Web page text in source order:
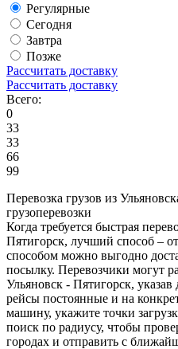
Регулярные
Сегодня
Завтра
Позже
Рассчитать доставку
Рассчитать доставку
Всего:
0
33
33
66
99
Перевозка грузов из
грузоперевозки
Когда требуется быстрая
Пятигорск, лучший способ –
способом можно выгодно
посылку. Перевозчики могут
Ульяновск - Пятигорск,
рейсы постоянные и на
машину, укажите точки
поиск по радиусу, чтобы
городах и отправить с